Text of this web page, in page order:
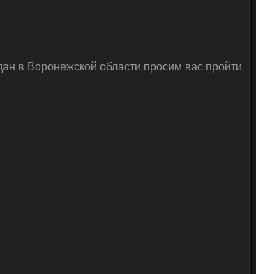
в Воронежской области просим вас пройти